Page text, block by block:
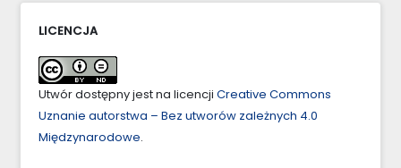
LICENCJA
Utwór dostępny jest na licencji Creative Commons
Uznanie autorstwa – Bez utworów zależnych 4.0
Międzynarodowe.